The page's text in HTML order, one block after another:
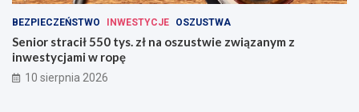
BEZPIECZEŃSTWO INWESTYCJE OSZUSTWA
Senior stracił 550 tys. zł na oszustwie związanym z
inwestycjami w ropę
10 sierpnia 2026